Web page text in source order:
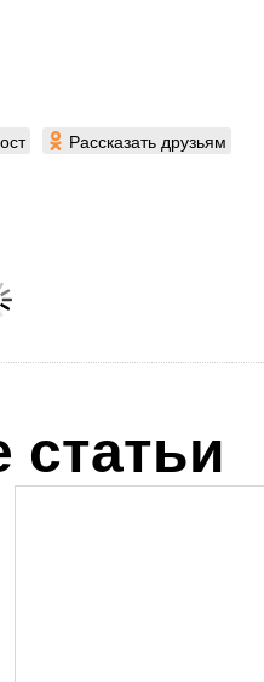
Рассказать друзьям
статьи